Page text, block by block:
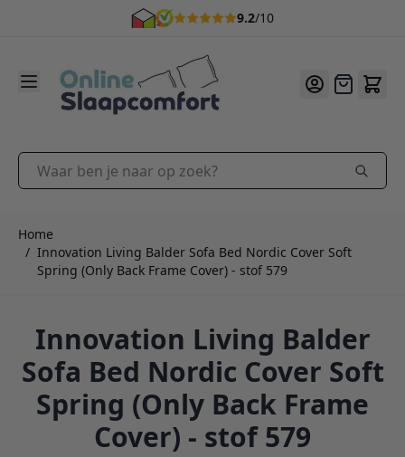
9.2/10
Offerte
Waar ben je naar op zoek?
Home
/ Innovation Living Balder Sofa Bed Nordic Cover Soft
Spring (Only Back Frame Cover) - stof 579
Innovation Living Balder
Sofa Bed Nordic Cover Soft
Spring (Only Back Frame
Cover) - stof 579